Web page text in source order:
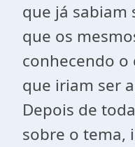
que já sabiam
que os
conhecendo o
que iriam ser
Depois de
sobre o tema,